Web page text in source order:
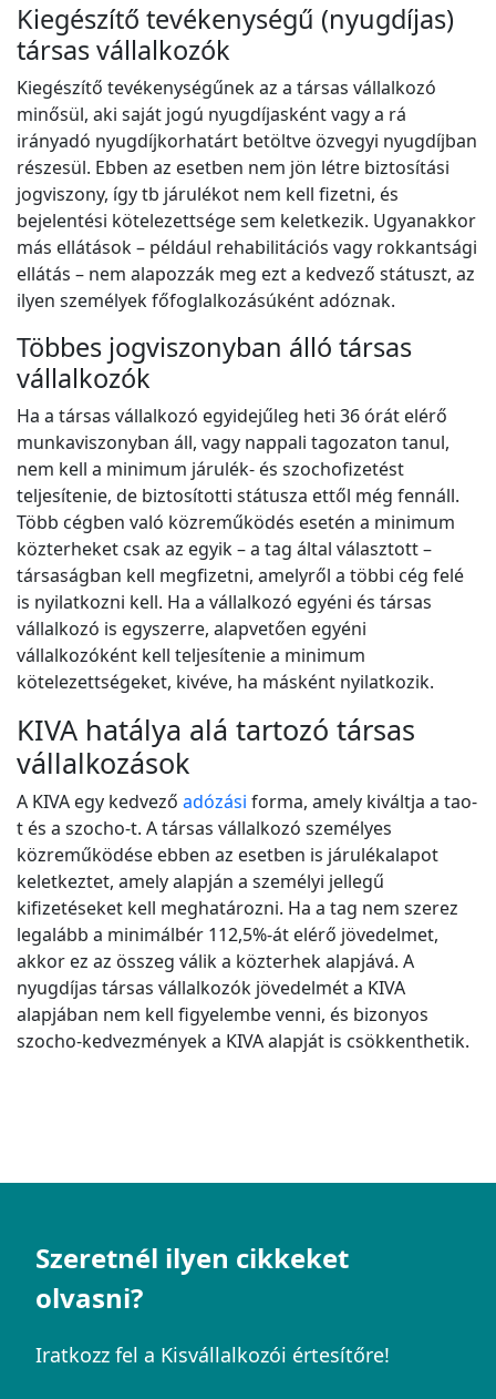
Kiegészítő tevékenységű (nyugdíjas)
társas vállalkozók
Kiegészítő tevékenységűnek az a társas vállalkozó
minősül, aki saját jogú nyugdíjasként vagy a rá
irányadó nyugdíjkorhatárt betöltve özvegyi nyugdíjban
részesül. Ebben az esetben nem jön létre biztosítási
jogviszony, így tb járulékot nem kell fizetni, és
bejelentési kötelezettsége sem keletkezik. Ugyanakkor
más ellátások – például rehabilitációs vagy rokkantsági
ellátás – nem alapozzák meg ezt a kedvező státuszt, az
ilyen személyek főfoglalkozásúként adóznak.
Többes jogviszonyban álló társas
vállalkozók
Ha a társas vállalkozó egyidejűleg heti 36 órát elérő
munkaviszonyban áll, vagy nappali tagozaton tanul,
nem kell a minimum járulék- és szochofizetést
teljesítenie, de biztosítotti státusza ettől még fennáll.
Több cégben való közreműködés esetén a minimum
közterheket csak az egyik – a tag által választott –
társaságban kell megfizetni, amelyről a többi cég felé
is nyilatkozni kell. Ha a vállalkozó egyéni és társas
vállalkozó is egyszerre, alapvetően egyéni
vállalkozóként kell teljesítenie a minimum
kötelezettségeket, kivéve, ha másként nyilatkozik.
KIVA hatálya alá tartozó társas
vállalkozások
A KIVA egy kedvező adózási forma, amely kiváltja a tao-
t és a szocho-t. A társas vállalkozó személyes
közreműködése ebben az esetben is járulékalapot
keletkeztet, amely alapján a személyi jellegű
kifizetéseket kell meghatározni. Ha a tag nem szerez
legalább a minimálbér 112,5%-át elérő jövedelmet,
akkor ez az összeg válik a közterhek alapjává. A
nyugdíjas társas vállalkozók jövedelmét a KIVA
alapjában nem kell figyelembe venni, és bizonyos
szocho-kedvezmények a KIVA alapját is csökkenthetik.
Szeretnél ilyen cikkeket
olvasni?
Iratkozz fel a Kisvállalkozói értesítőre!